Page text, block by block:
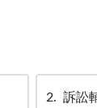
2 訴訟